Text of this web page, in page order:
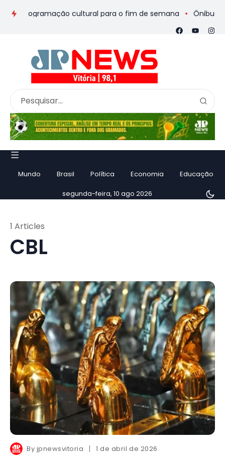
programação cultural para o fim de semana Ônibus de
Mundo Brasil Política Economia Educação
segunda-feira, 10 ago 2026
CBL
1 Articles
By jpnewsvitoria 1 de abril de 2026